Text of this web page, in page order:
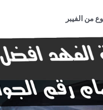
من الفيبر